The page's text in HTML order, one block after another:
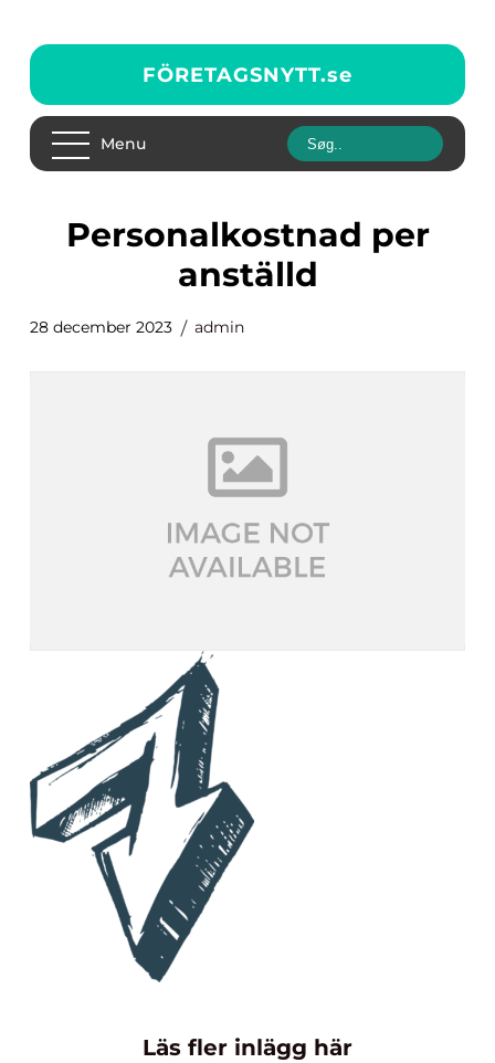
FÖRETAGSNYTT.se
Menu
personalkostnad per
anställd
28 december 2023 admin
Läs fler inlägg här